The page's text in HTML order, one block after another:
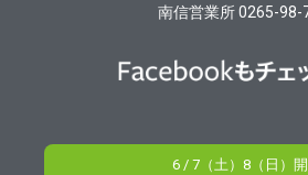
南信営業所 0265-98-
6 / 7（土）8（日）